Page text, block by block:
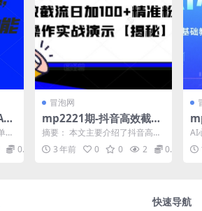
2
饭
号
饭
0.99
冒泡网
mp2221期-抖音高效截流
日加100+精准粉，详细操
作实战演示【揭秘】(抖音
粉丝增长秘籍高效截流日
摘要： 本文主要介绍了抖音高效
截流日加100+精准粉的详细操作
实战演示。课程内容...
3 年前 0 0 2 0.99
AI
程
快速导航